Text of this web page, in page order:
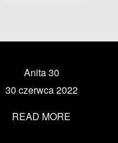
Anita 30
30 czerwca 2022
READ MORE
SIĘ ZE MNĄ